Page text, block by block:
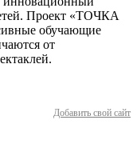
Проект «ТОЧКА
обучающие
от
Добавить свой сайт